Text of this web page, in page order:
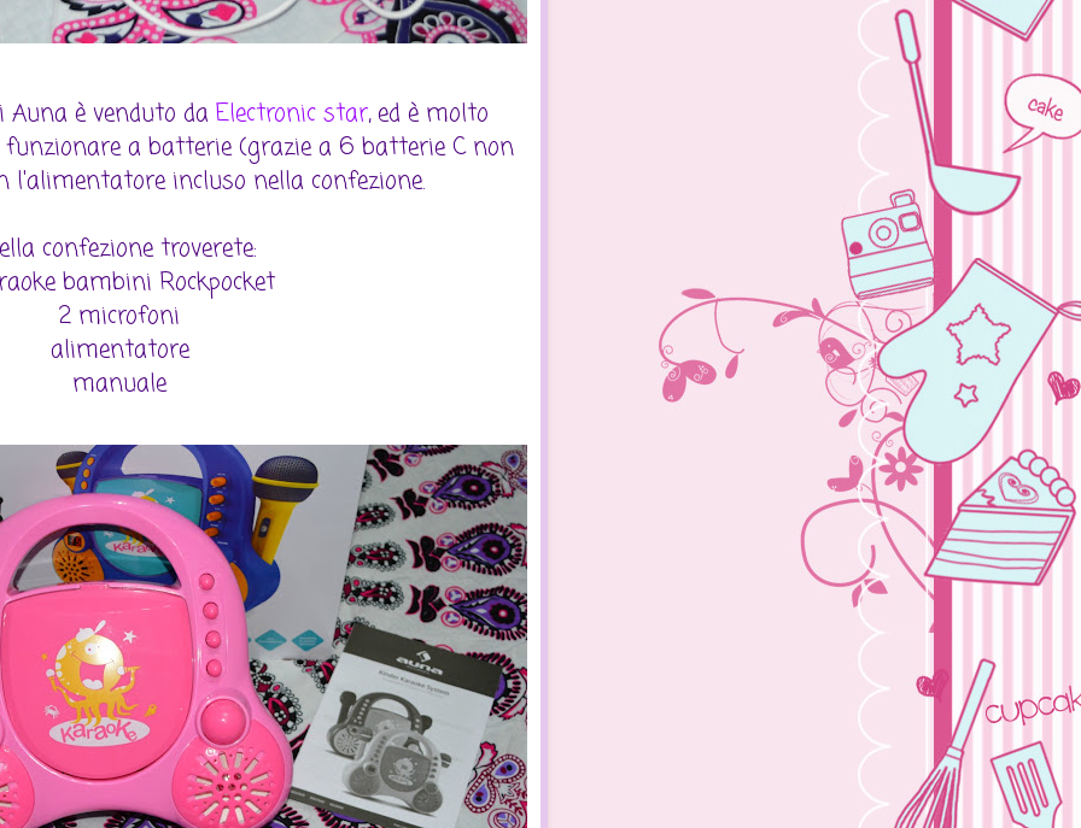
Auna è venduto da Electronic star, ed è molto
funzionare a batterie (grazie a 6 batterie C non
l'alimentatore incluso nella confezione.
confezione troverete:
bambini Rockpocket
2 microfoni
alimentatore
manuale